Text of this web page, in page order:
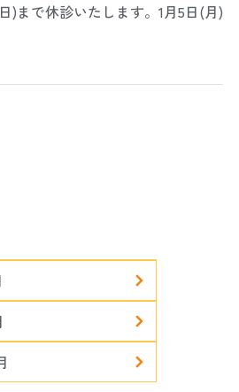
)まで休診いたします。1月5日(月)